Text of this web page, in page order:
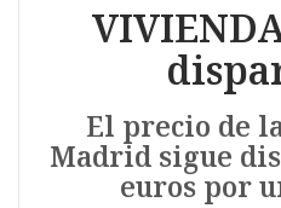
El precio de
Madrid sigue
euros por